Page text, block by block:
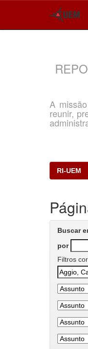
A
reunir,
RI-UEM
Buscar
por
Filtros